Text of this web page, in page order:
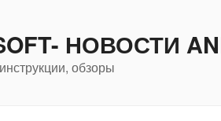
НОВОСТИ
обзоры